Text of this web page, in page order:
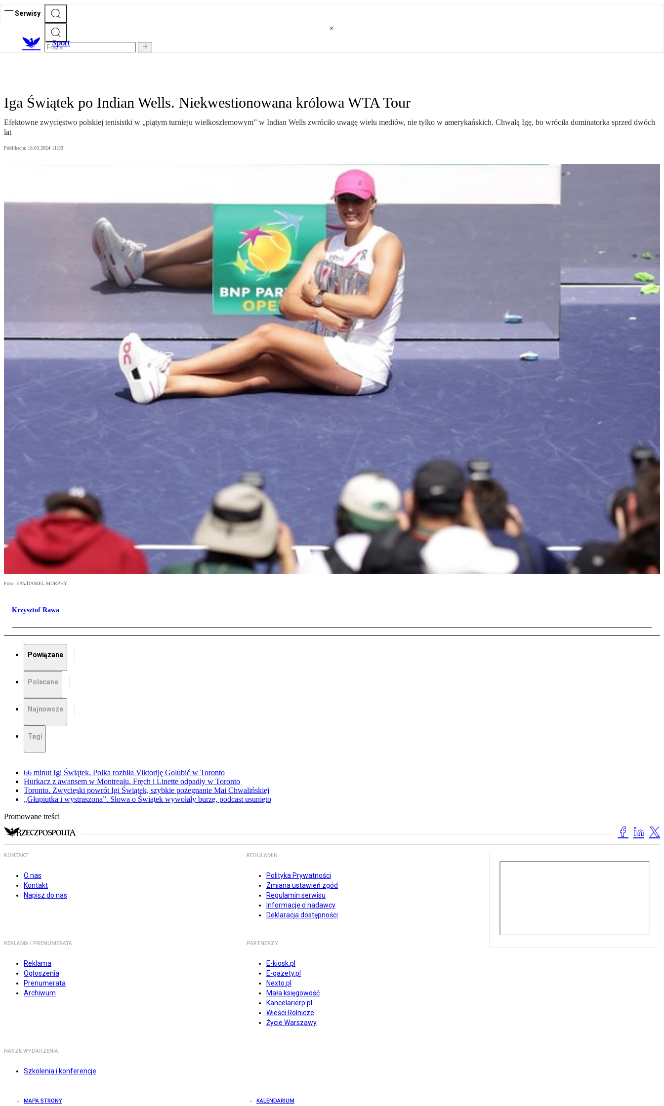
Serwisy
Sport
Iga Świątek po Indian Wells. Niekwestionowana królowa WTA Tour
Efektowne zwycięstwo polskiej tenisistki w „piątym turnieju wielkoszlemowym” w Indian Wells zwróciło uwagę wielu mediów, nie tylko w amerykańskich. Chwalą Igę, bo wróciła dominatorka sprzed dwóch
lat
Publikacja: 18.03.2024 11:33
Foto: EPA/DANIEL MURPHY
Krzysztof Rawa
Powiązane
Polecane
Najnowsze
Tagi
66 minut Igi Świątek. Polka rozbiła Viktoriję Golubić w Toronto
Hurkacz z awansem w Montrealu. Fręch i Linette odpadły w Toronto
Toronto. Zwycięski powrót Igi Świątek, szybkie pożegnanie Mai Chwalińskiej
„Głupiutka i wystraszona”. Słowa o Świątek wywołały burzę, podcast usunięto
Promowane treści
KONTAKT
O nas
Kontakt
Napisz do nas
REGULAMIN
Polityka Prywatności
Zmiana ustawień zgód
Regulamin serwisu
Informacje o nadawcy
Deklaracja dostępności
REKLAMA I PRENUMERATA
Reklama
Ogłoszenia
Prenumerata
Archiwum
PARTNERZY
E-kiosk.pl
E-gazety.pl
Nexto.pl
Mała księgowość
Kancelarierp.pl
Wieści Rolnicze
Życie Warszawy
NASZE WYDARZENIA
Szkolenia i konferencje
MAPA STRONY KALENDARIUM